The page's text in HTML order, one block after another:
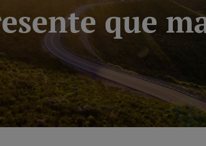
que